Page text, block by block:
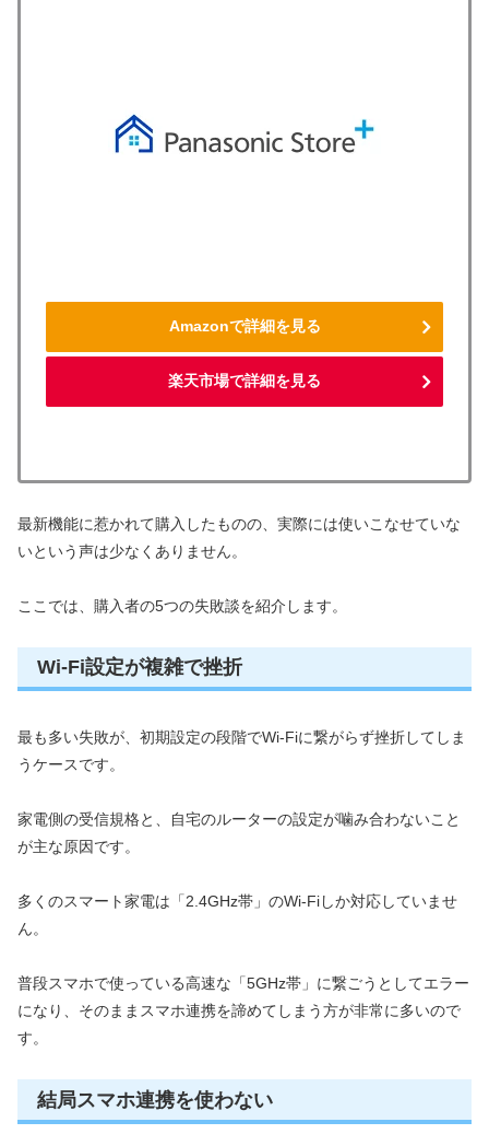
Amazonで詳細を見る
楽天市場で詳細を見る
最新機能に惹かれて購入したものの、実際には使いこなせていな
いという声は少なくありません。
ここでは、購入者の5つの失敗談を紹介します。
Wi-Fi設定が複雑で挫折
最も多い失敗が、初期設定の段階でWi-Fiに繋がらず挫折してしま
うケースです。
家電側の受信規格と、自宅のルーターの設定が噛み合わないこと
が主な原因です。
多くのスマート家電は「2.4GHz帯」のWi-Fiしか対応していませ
ん。
普段スマホで使っている高速な「5GHz帯」に繋ごうとしてエラー
になり、そのままスマホ連携を諦めてしまう方が非常に多いので
す。
結局スマホ連携を使わない